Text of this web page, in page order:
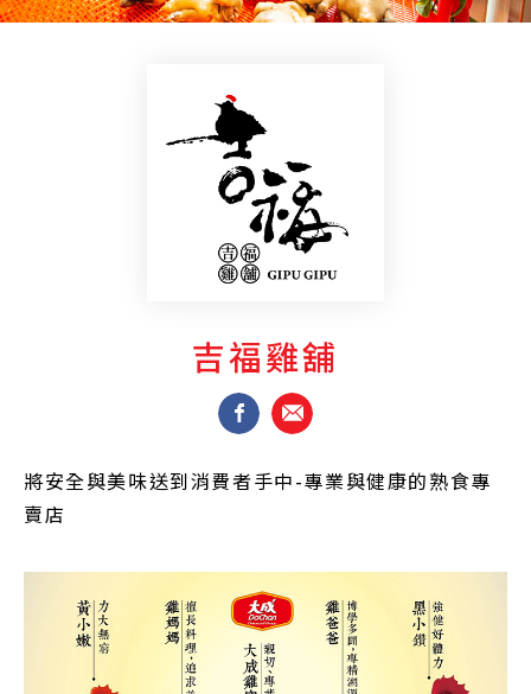
吉福雞舖
將安全與美味送到消費者手中-專業與健康的熟食專
賣店